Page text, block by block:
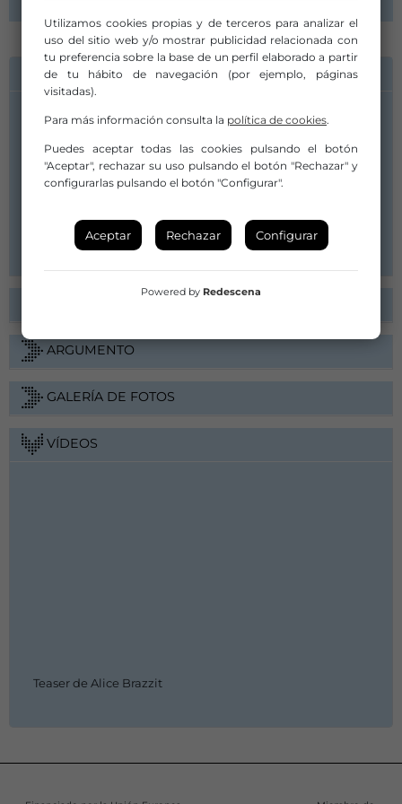
INFORMACIÓN DE CONTACTO
Compañía/Artista:
nuriaguiusagarra@gmail.com
management.nuriaguiu@gmail.com
ARGUMENTO
GALERÍA DE FOTOS
VÍDEOS
Teaser de Alice Brazzit
Utilizamos cookies propias y de terceros para analizar el
uso del sitio web y/o mostrar publicidad relacionada con
tu preferencia sobre la base de un perfil elaborado a partir
de tu hábito de navegación (por ejemplo, páginas
visitadas).
Para más información consulta la política de cookies.
Puedes aceptar todas las cookies pulsando el botón
"Aceptar", rechazar su uso pulsando el botón "Rechazar" y
configurarlas pulsando el botón "Configurar".
Aceptar Rechazar Configurar
Powered by Redescena